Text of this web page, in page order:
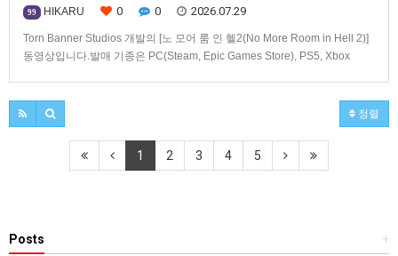
99 HIKARU 0 0 2026.07.29
Torn Banner Studios 개발의 [노 모어 룸 인 헬2(No More Room in Hell 2)]
동영상입니다.발매 기종은 PC(Steam, Epic Games Store), PS5, Xbox
정렬
1 2 3 4 5
+
Posts